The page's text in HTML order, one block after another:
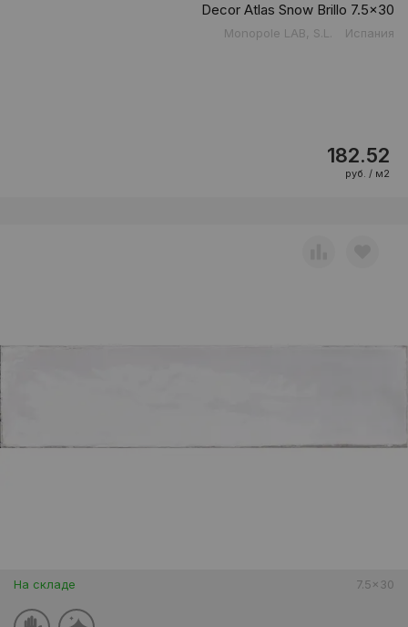
Decor Atlas Snow Brillo 7.5x30
Monopole LAB, S.L. Испания
182.52
руб. / м2
На складе 7.5x30